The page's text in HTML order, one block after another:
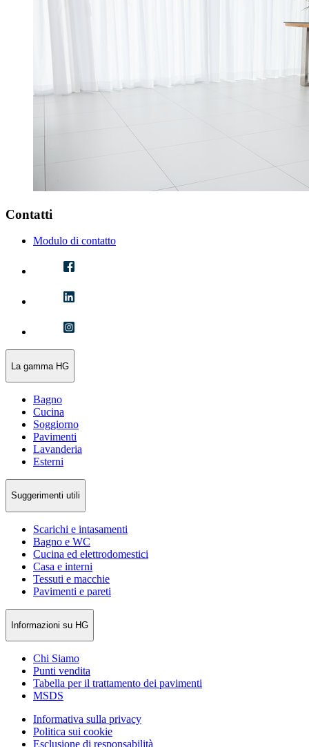
Contatti
Modulo di contatto
La gamma HG
Bagno
Cucina
Soggiorno
Pavimenti
Lavanderia
Esterni
Suggerimenti utili
Scarichi e intasamenti
Bagno e WC
Cucina ed elettrodomestici
Casa e interni
Tessuti e macchie
Pavimenti e pareti
Informazioni su HG
Chi Siamo
Punti vendita
Tabella per il trattamento dei pavimenti
MSDS
Informativa sulla privacy
Politica sui cookie
Esclusione di responsabilità